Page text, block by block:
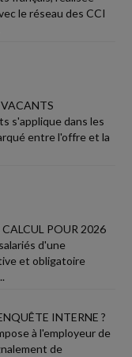
le réseau des CCI
VACANTS
s'applique dans les
entre l'offre et la
POUR 2026
d'une
et obligatoire
INTERNE ?
à l'employeur de
de